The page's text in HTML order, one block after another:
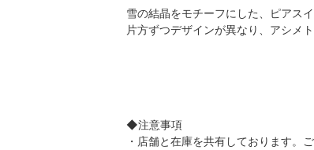
雪の結晶をモチーフにした、ピアスイ
片方ずつデザインが異なり、アシメ
◆注意事項
・店舗と在庫を共有しております。